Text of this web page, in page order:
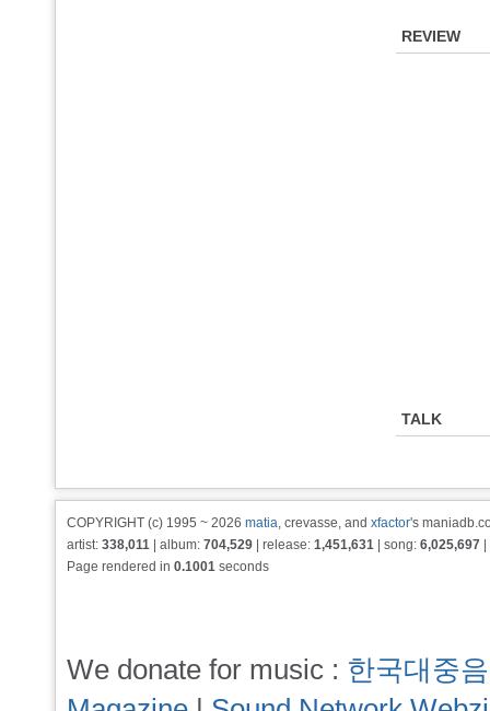
REVIEW
TALK
COPYRIGHT (c) 1995 ~ 2026 matia, crevasse, and xfactor's
artist: 338,011 | album: 704,529 | release: 1,451,631 | song: 6,025,697
Page rendered in 0.1001 seconds
We donate for music : 한국대중